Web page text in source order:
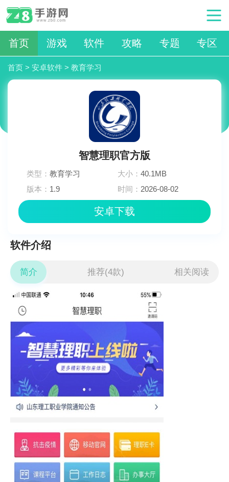
首页 游戏 软件 攻略 专题 专区
首页 > 安卓软件 > 教育学习
智慧理职官方版
类型：教育学习 大小：40.1MB
版本： 1.9 时间： 2026-08-02
安卓下载
软件介绍
简介 推荐(4款) 相关阅读